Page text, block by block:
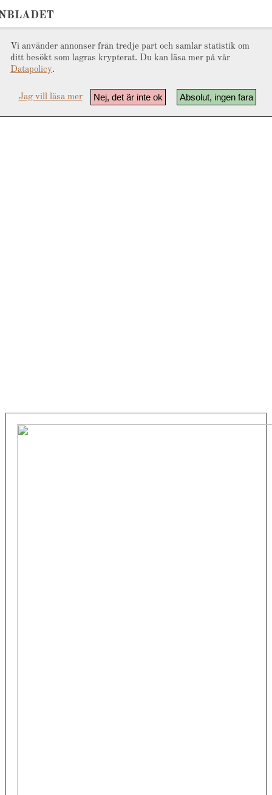
Vi använder annonser från tredje part och samlar statistik om
ditt besökt som lagras krypterat. Du kan läsa mer på vår
Datapolicy.
Absolut, ingen fara
Nej, det är inte ok
Jag vill läsa mer